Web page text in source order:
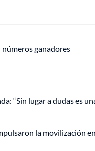
números ganadores
“Sin lugar a dudas es
la movilización